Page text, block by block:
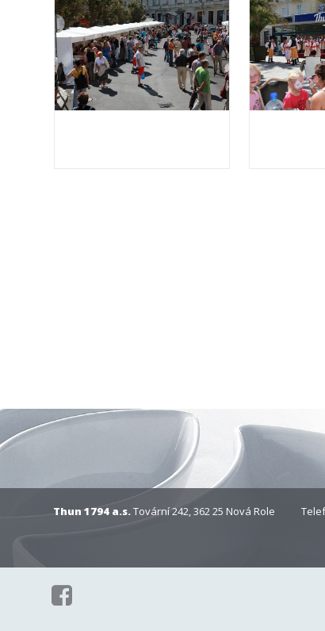
Thun 1794 a.s.Tovární 242, 362 25 Nová Role